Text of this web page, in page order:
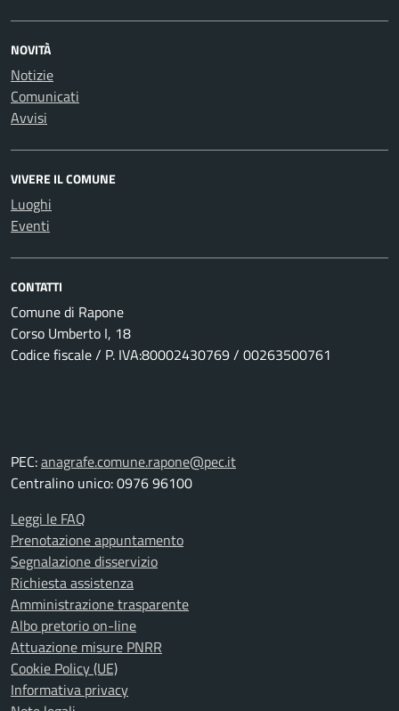
NOVITÀ
Notizie
Comunicati
Avvisi
VIVERE IL COMUNE
Luoghi
Eventi
CONTATTI
Comune di Rapone
Corso Umberto I, 18
Codice fiscale / P. IVA:80002430769 / 00263500761
PEC:anagrafe.comune.rapone@pec.it
Centralino unico: 0976 96100
Leggi le FAQ
Prenotazione appuntamento
Segnalazione disservizio
Richiesta assistenza
Amministrazione trasparente
Albo pretorio on-line
Attuazione misure PNRR
Cookie Policy (UE)
Informativa privacy